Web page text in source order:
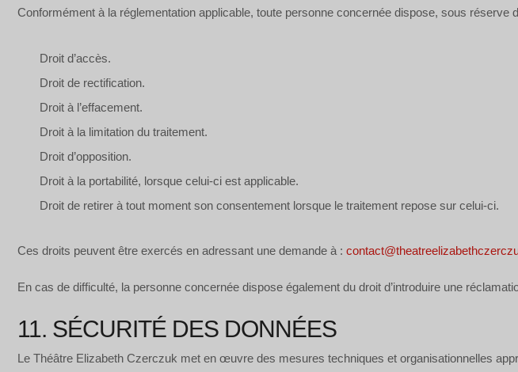
Conformément à la réglementation applicable, toute personne concernée dispose, sous
Droit d’accès.
Droit de rectification.
Droit à l’effacement.
Droit à la limitation du traitement.
Droit d’opposition.
Droit à la portabilité, lorsque celui-ci est applicable.
Droit de retirer à tout moment son consentement lorsque le traitement repose sur celui-ci.
Ces droits peuvent être exercés en adressant une demande à :
En cas de difficulté, la personne concernée dispose également du droit d’introduire une
11. SÉCURITÉ DES DONNÉES
Le Théâtre Elizabeth Czerczuk met en œuvre des mesures techniques et organisationnelles